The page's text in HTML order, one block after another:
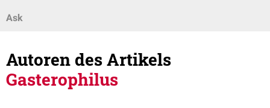
Ask
Autoren des Artikels
Gasterophilus